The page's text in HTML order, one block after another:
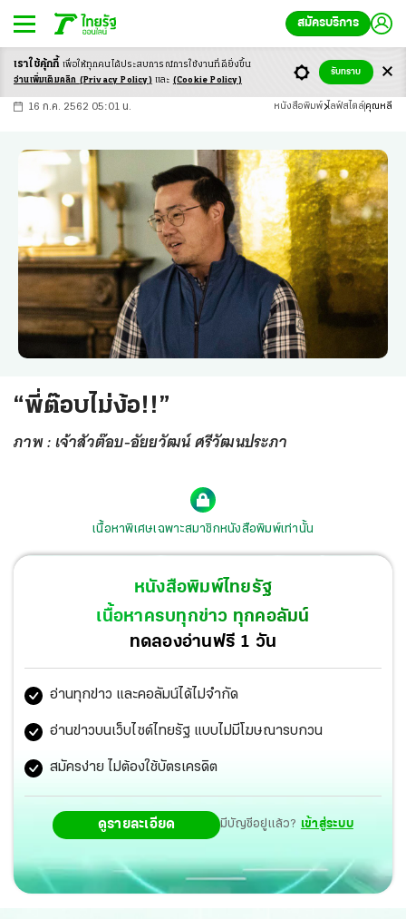
สมัครบริการ
-ก ก ก+
16 ก.ค. 2562 05:01 น. หนังสือพิมพ์ ไลฟ์สไตล์ คุณหลี
“พี่ต๊อบไม่ง้อ!!”
ภาพ : เจ้าสัวต๊อบ-อัยยวัฒน์ ศรีวัฒนประภา
เนื้อหาพิเศษเฉพาะสมาชิกหนังสือพิมพ์เท่านั้น
หนังสือพิมพ์ไทยรัฐ
เนื้อหาครบทุกข่าว ทุกคอลัมน์
ทดลองอ่านฟรี 1 วัน
อ่านทุกข่าว และคอลัมน์ได้ไม่จำกัด
อ่านข่าวบนเว็บไซต์ไทยรัฐ แบบไม่มีโฆษณารบกวน
สมัครง่าย ไม่ต้องใช้บัตรเครดิต
ดูรายละเอียด มีบัญชีอยู่แล้ว? เข้าสู่ระบบ
เราใช้คุ้กกี้ เพื่อให้ทุกคนได้ประสบการณ์การใช้งานที่ดียิ่งขึ้น
อ่านเพิ่มเติมคลิก (Privacy Policy) และ (Cookie Policy)
รับทราบ